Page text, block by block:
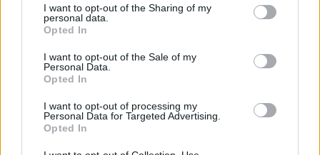
I want to opt-out of the Sharing of my
personal data.
Opted In
I want to opt-out of the Sale of my
Personal Data.
Opted In
I want to opt-out of processing my
Personal Data for Targeted Advertising.
Opted In